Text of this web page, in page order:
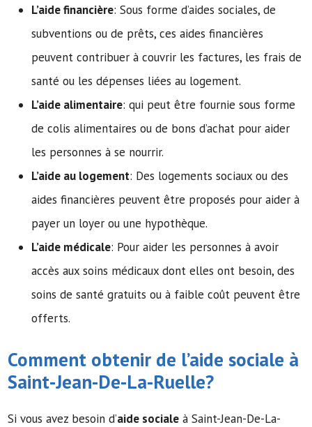
L’aide financière: Sous forme d’aides sociales, de
subventions ou de prêts, ces aides financières
peuvent contribuer à couvrir les factures, les frais de
santé ou les dépenses liées au logement.
L’aide alimentaire: qui peut être fournie sous forme
de colis alimentaires ou de bons d’achat pour aider
les personnes à se nourrir.
L’aide au logement: Des logements sociaux ou des
aides financières peuvent être proposés pour aider à
payer un loyer ou une hypothèque.
L’aide médicale: Pour aider les personnes à avoir
accès aux soins médicaux dont elles ont besoin, des
soins de santé gratuits ou à faible coût peuvent être
offerts.
Comment obtenir de l’aide sociale à
Saint-Jean-De-La-Ruelle?
Si vous avez besoin d’aide sociale à Saint-Jean-De-La-